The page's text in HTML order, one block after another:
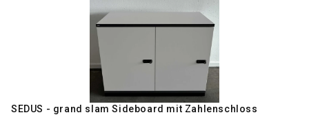
SEDUS - grand slam Sideboard mit Zahlenschloss